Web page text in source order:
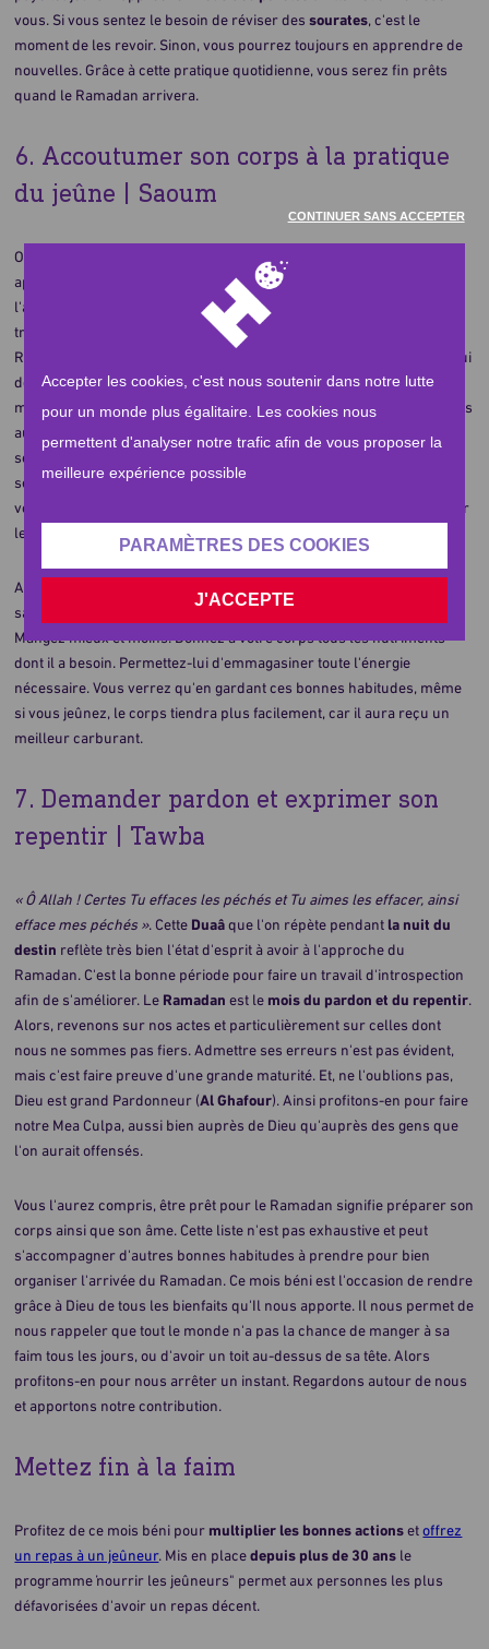
CONTINUER SANS ACCEPTER
Accepter les cookies, c'est nous soutenir dans notre lutte
pour un monde plus égalitaire. Les cookies nous
permettent d'analyser notre trafic afin de vous proposer la
meilleure expérience possible
PARAMÈTRES DES COOKIES
J'ACCEPTE
vous. Si vous sentez le besoin de réviser dessourates, c'est le
moment de les revoir. Sinon, vous pourrez toujours en apprendre de
nouvelles. Grâce à cette pratique quotidienne, vous serez fin prêts
quand le Ramadan arrivera.
6. Accoutumer son corps à la pratique
du jeûne | Saoum
On parle souvent d'un esprit sain dans un corps sain. Et si nous
appliquions ce précepte dans le cadre du Ramadan ? Tout au long de
l'année, notre corps est habitué à recevoir de la nourriture au moins
trois fois par jours. Comment pensez-vous qu'il réagira à l'arrivée du
Ramadan ? Il risque de ne pas comprendre et vous ne pourrez pas lui
demander de fournir les mêmes efforts qu'à l'ordinaire. Alors,
ménagez-le ! Faites-lui comprendre progressivement qu'il ne fera pas
autant de repas que d'ordinaire. Entraînez-vous à
semaines avant. Profitez des
sera une excellente occasion de recueillir les bienfaits de ce mois. Si
vous avez manqué des jours le Ramadan précédent, profitez-en pour
les rattraper.
Aussi, si d'aventure, vous aviez l'habitude de ne pas manger
sainement tout au long de l'année, il est temps de commencer !
Mangez mieux et moins. Donnez à votre corps tous les nutriments
dont il a besoin. Permettez-lui d'emmagasiner toute l'énergie
nécessaire. Vous verrez qu'en gardant ces bonnes habitudes, même
si vous jeûnez, le corps tiendra plus facilement, car il aura reçu un
meilleur carburant.
7. Demander pardon et exprimer son
repentir | Tawba
« Ô Allah ! Certes Tu effaces les péchés et Tu aimes les effacer, ainsi
efface mes péchés ». Cette Duaâque l'on répète pendant la nuit du
destin reflète très bien l'état d'esprit à avoir à l'approche du
Ramadan. C'est la bonne période pour faire un travail d'introspection
afin de s'améliorer. Le Ramadan est le mois du pardon et du repentir.
Alors, revenons sur nos actes et particulièrement sur celles dont
nous ne sommes pas fiers. Admettre ses erreurs n'est pas évident,
mais c'est faire preuve d'une grande maturité. Et, ne l'oublions pas,
Dieu est grand Pardonneur (Al Ghafour). Ainsi profitons-en pour faire
notre Mea Culpa, aussi bien auprès de Dieu qu'auprès des gens que
l'on aurait offensés.
Vous l'aurez compris, être prêt pour le Ramadan signifie préparer son
corps ainsi que son âme. Cette liste n'est pas exhaustive et peut
s'accompagner d'autres bonnes habitudes à prendre pour bien
organiser l'arrivée du Ramadan. Ce mois béni est l'occasion de rendre
grâce à Dieu de tous les bienfaits qu'Il nous apporte. Il nous permet de
nous rappeler que tout le monde n'a pas la chance de manger à sa
faim tous les jours, ou d'avoir un toit au-dessus de sa tête. Alors
profitons-en pour nous arrêter un instant. Regardons autour de nous
et apportons notre contribution.
Mettez fin à la faim
Profitez de ce mois béni pour multiplier les bonnes actionsetoffrez
un repas à un jeûneur. Mis en placedepuis plus de 30 ans le
programme "nourrir les jeûneurs" permet aux personnes les plus
défavorisées d'avoir un repas décent.